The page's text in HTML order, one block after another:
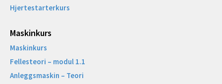
Hjertestarterkurs
Maskinkurs
Maskinkurs
Fellesteori – modul 1.1
Anleggsmaskin – Teori